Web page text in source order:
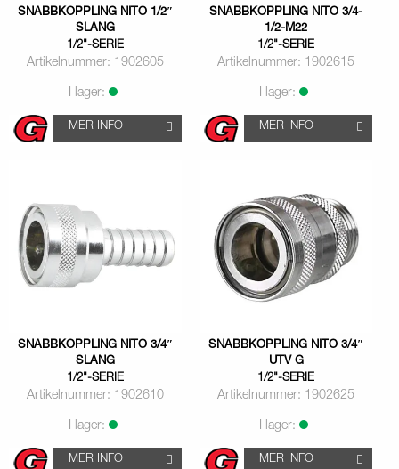
SNABBKOPPLING NITO 1/2″
SLANG
1/2"-SERIE
Artikelnummer: 1902605
I lager:
MER INFO
SNABBKOPPLING NITO 3/4-
1/2-M22
1/2"-SERIE
Artikelnummer: 1902615
I lager:
MER INFO
SNABBKOPPLING NITO 3/4″
SLANG
1/2"-SERIE
Artikelnummer: 1902610
I lager:
MER INFO
SNABBKOPPLING NITO 3/4″
UTV G
1/2"-SERIE
Artikelnummer: 1902625
I lager:
MER INFO